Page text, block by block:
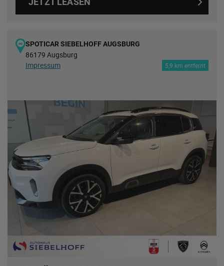
SPOTICAR SIEBELHOFF AUGSBURG
86179 Augsburg
Impressum
5,9 km entfernt